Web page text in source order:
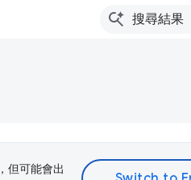
但可能會出